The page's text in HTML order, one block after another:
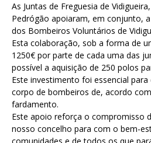
As Juntas de Freguesia de
Pedrógão apoiaram, em conjunto,
dos Bombeiros Voluntários de
Esta colaboração, sob a forma de
1250€ por parte de cada uma das
possível a aquisição de 250 polos
Este investimento foi essencial
corpo de bombeiros de, acordo
fardamento.
Este apoio reforça o compromisso
nosso concelho para com o bem-